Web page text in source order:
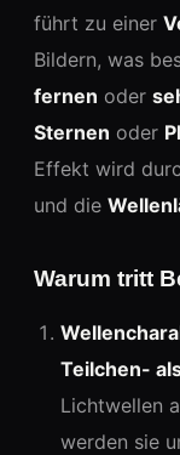
führt zu einer
Bildern, was
fernen oder
Sternen oder
Effekt wird
und die
Warum tritt
Teilchen-
Lichtwellen
werden sie